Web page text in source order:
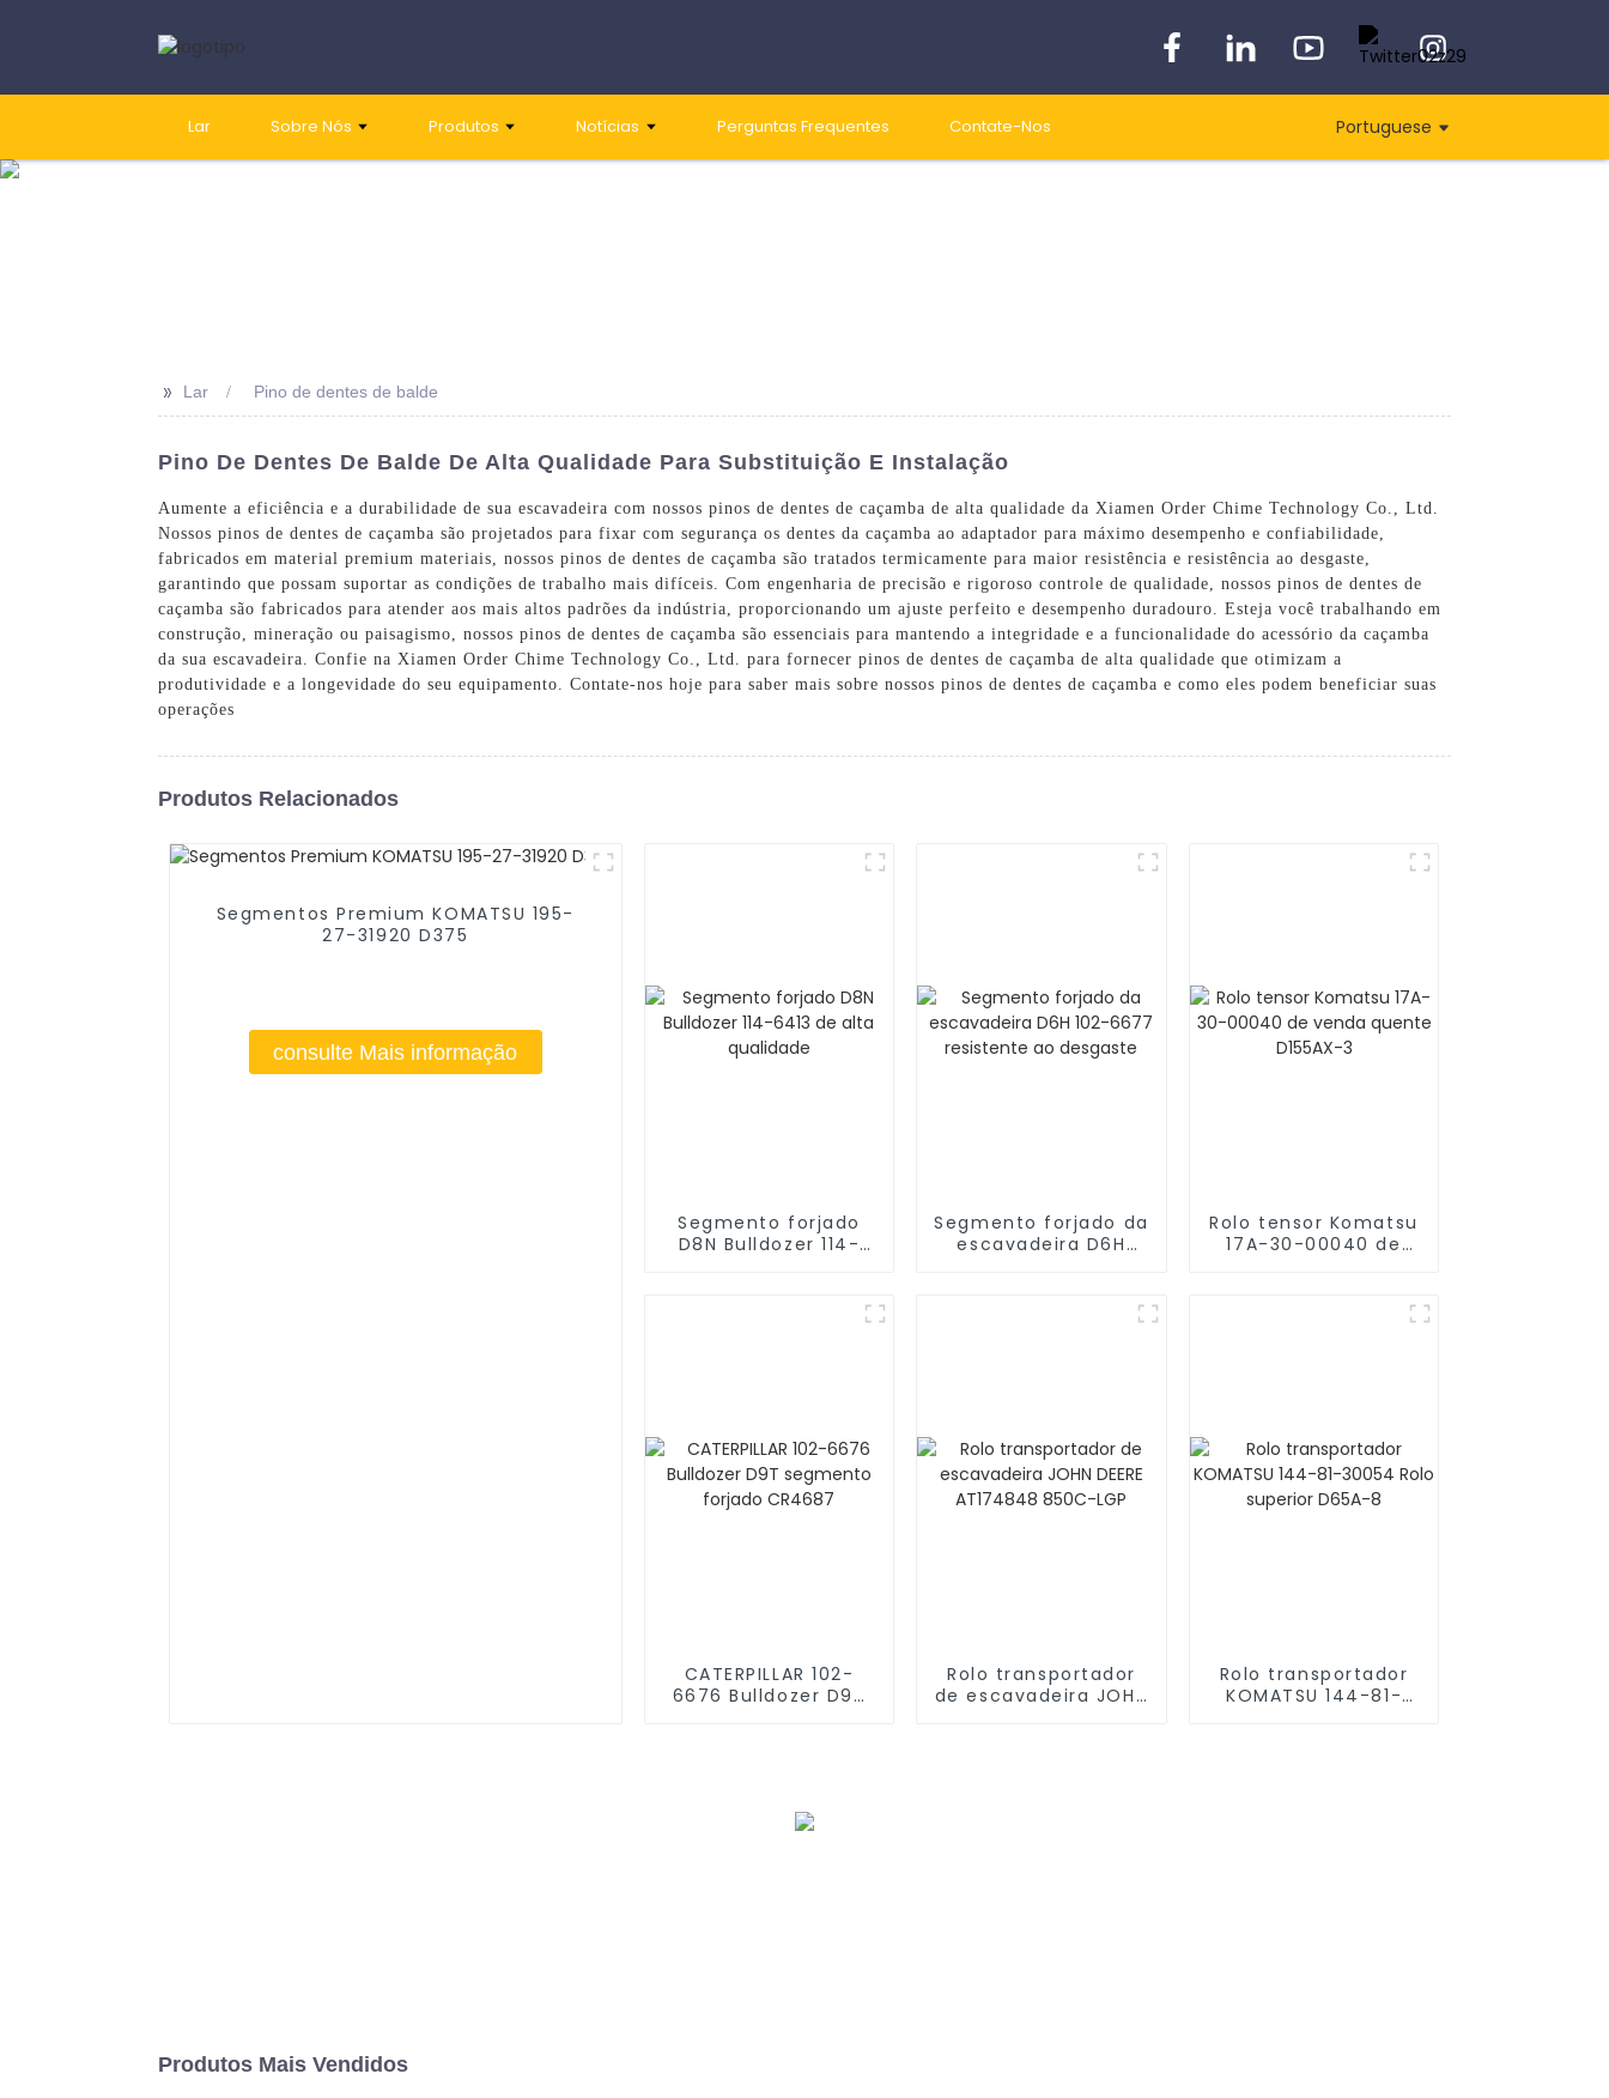
Lar Sobre Nós Produtos Notícias Perguntas Frequentes Contate-Nos Portuguese
>> Lar Pino de dentes de balde
Pino De Dentes De Balde De Alta Qualidade Para Substituição E Instalação
Aumente a eficiência e a durabilidade de sua escavadeira com nossos pinos de dentes de caçamba de alta qualidade da Xiamen Order Chime Technology Co., Ltd.
Nossos pinos de dentes de caçamba são projetados para fixar com segurança os dentes da caçamba ao adaptador para máximo desempenho e confiabilidade,
fabricados em material premium materiais, nossos pinos de dentes de caçamba são tratados termicamente para maior resistência e resistência ao desgaste,
garantindo que possam suportar as condições de trabalho mais difíceis. Com engenharia de precisão e rigoroso controle de qualidade, nossos pinos de dentes de
caçamba são fabricados para atender aos mais altos padrões da indústria, proporcionando um ajuste perfeito e desempenho duradouro. Esteja você trabalhando em
construção, mineração ou paisagismo, nossos pinos de dentes de caçamba são essenciais para mantendo a integridade e a funcionalidade do acessório da caçamba
da sua escavadeira. Confie na Xiamen Order Chime Technology Co., Ltd. para fornecer pinos de dentes de caçamba de alta qualidade que otimizam a
produtividade e a longevidade do seu equipamento. Contate-nos hoje para saber mais sobre nossos pinos de dentes de caçamba e como eles podem beneficiar suas
operações
Produtos Relacionados
Segmentos Premium KOMATSU 195-
27-31920 D375
consulte Mais informação
Segmento forjado
D8N Bulldozer 114-
Segmento forjado da
escavadeira D6H
Rolo tensor Komatsu
17A-30-00040 de
CATERPILLAR 102-
6676 Bulldozer D9T
Rolo transportador
de escavadeira JOHN
Rolo transportador
KOMATSU 144-81-
Produtos Mais Vendidos